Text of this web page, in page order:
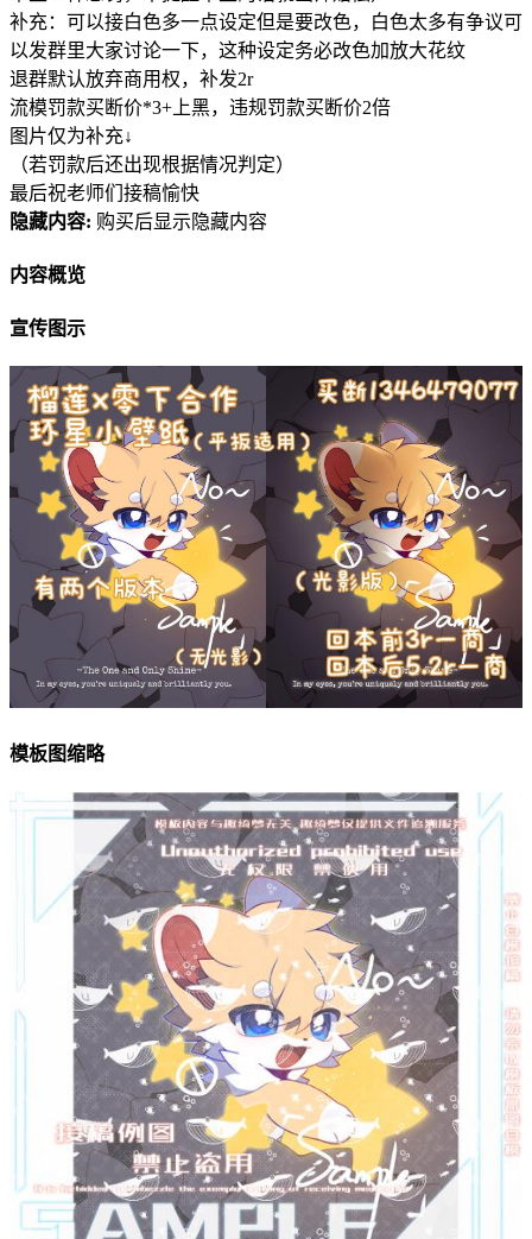
补充：可以接白色多一点设定但是要改色，白色太多有争议可
以发群里大家讨论一下，这种设定务必改色加放大花纹
退群默认放弃商用权，补发2r
流模罚款买断价*3+上黑，违规罚款买断价2倍
图片仅为补充↓
（若罚款后还出现根据情况判定）
最后祝老师们接稿愉快
隐藏内容: 购买后显示隐藏内容
内容概览
宣传图示
模板图缩略